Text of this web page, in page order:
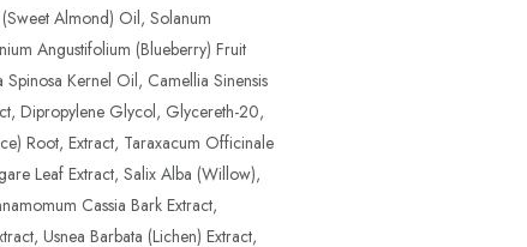
Almond) Oil, Solanum
Angustifolium (Blueberry) Fruit
Kernel Oil, Camellia Sinensis
Dipropylene Glycol, Glycereth-20,
Root, Extract, Taraxacum Officinale
Leaf Extract, Salix Alba (Willow),
Cassia Bark Extract,
Usnea Barbata (Lichen) Extract,